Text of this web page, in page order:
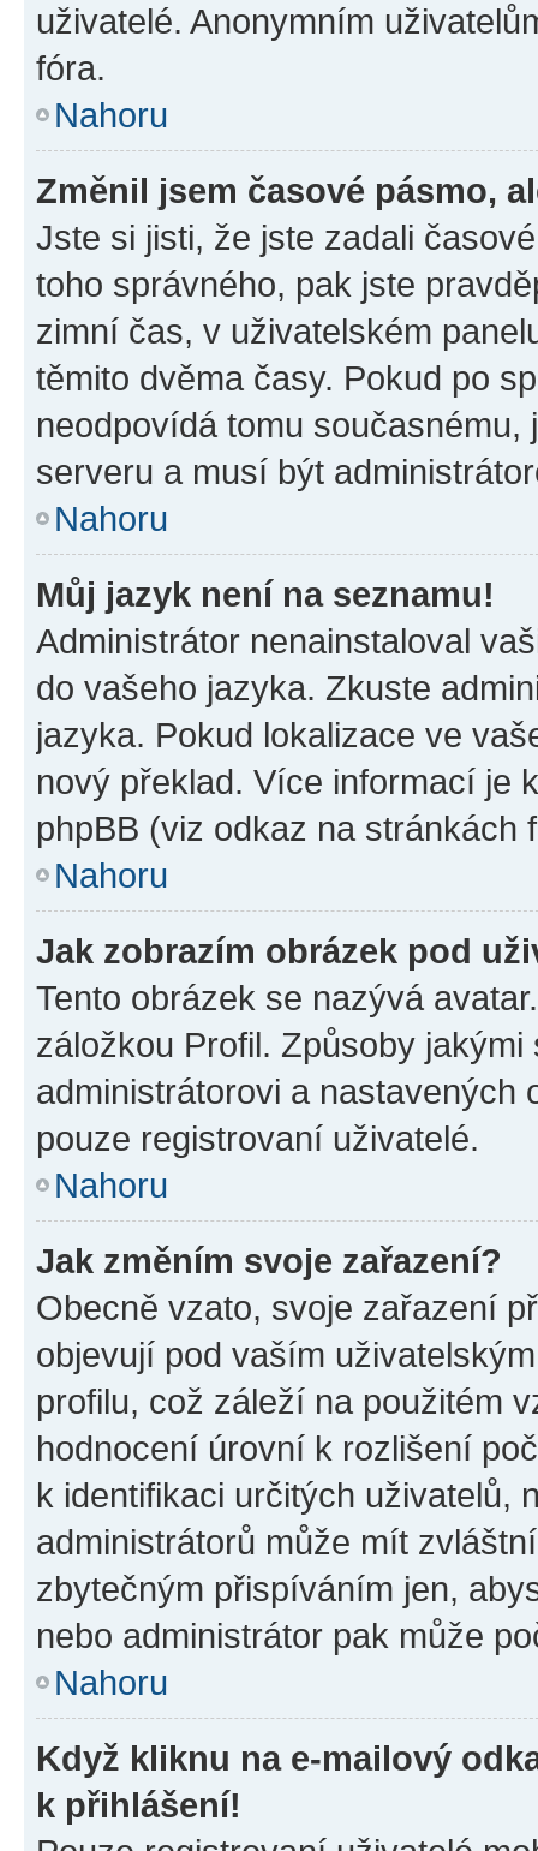
uživatelé. Anonymním
fóra.
Nahoru
Změnil jsem časové pásmo,
Jste si jisti, že jste zadali
toho správného, pak jste
zimní čas, v uživatelském
těmito dvěma časy. Pokud po
neodpovídá tomu
serveru a musí být
Nahoru
Můj jazyk není na seznamu!
Administrátor nenainstaloval
do vašeho jazyka. Zkuste
jazyka. Pokud lokalizace ve
nový překlad. Více informací je
phpBB (viz odkaz na stránkách
Nahoru
Jak zobrazím obrázek pod
Tento obrázek se nazývá
záložkou Profil. Způsoby
administrátorovi a nastavených
pouze registrovaní uživatelé.
Nahoru
Jak změním svoje zařazení?
Obecně vzato, svoje zařazení
objevují pod vaším
profilu, což záleží na použitém
hodnocení úrovní k rozlišení
k identifikaci určitých uživatelů,
administrátorů může mít
zbytečným přispíváním jen,
nebo administrátor pak může
Nahoru
Když kliknu na e-mailový
k přihlášení!